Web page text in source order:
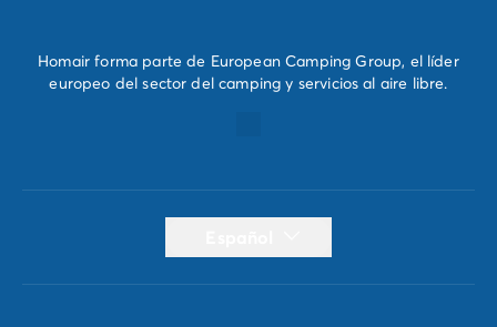
Homair forma parte de European Camping Group, el líder
europeo del sector del camping y servicios al aire libre.